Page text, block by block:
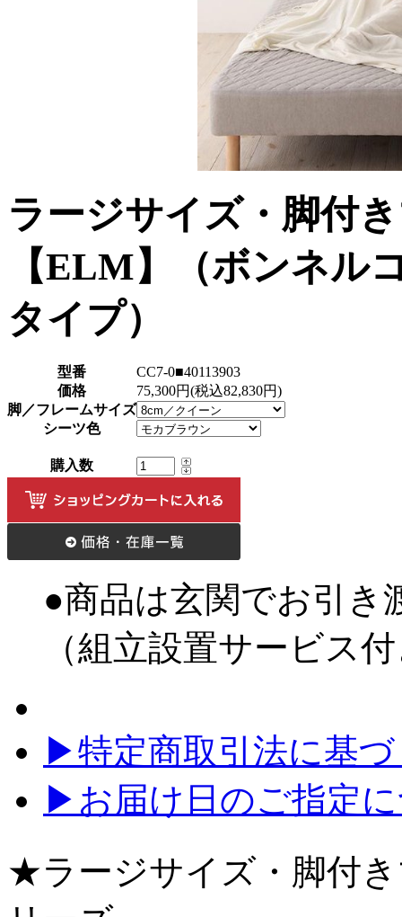
ラージサイズ・脚付
【ELM】（ボンネル
タイプ）
型番
CC7-0■40113903
価格
75,300円(税込82,830円)
脚／フレームサイズ
シーツ色
購入数
●商品は玄関でお引き
（組立設置サービス
▶特定商取引法に基
▶お届け日のご指定
★ラージサイズ・脚付